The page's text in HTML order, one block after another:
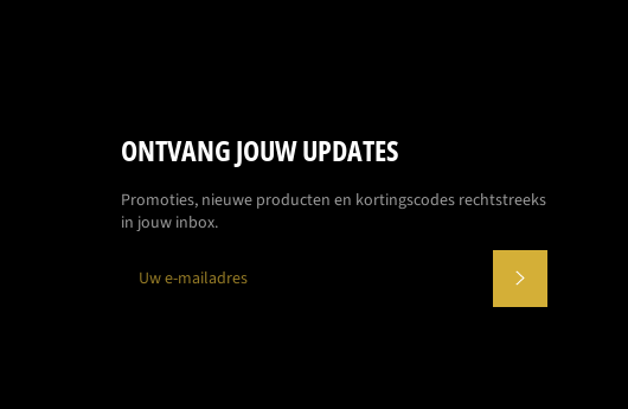
ONTVANG JOUW UPDATES
Promoties, nieuwe producten en kortingscodes rechtstreeks
in jouw inbox.